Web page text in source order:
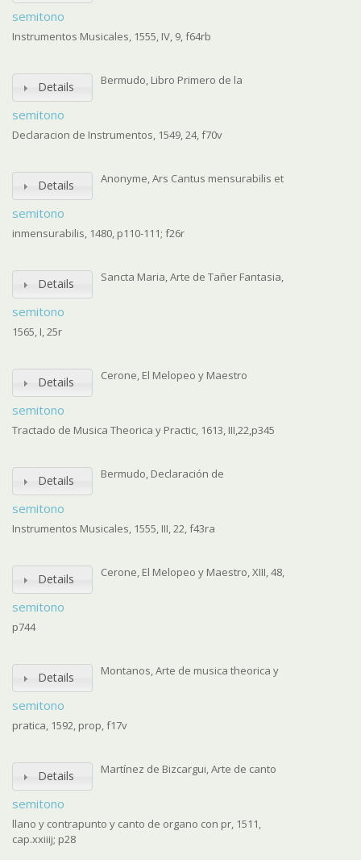
semitono
Instrumentos Musicales, 1555, IV, 9, f64rb
Details
semitono
Bermudo, Libro Primero de la
Declaracion de Instrumentos, 1549, 24, f70v
Details
semitono
Anonyme, Ars Cantus mensurabilis et
inmensurabilis, 1480, p110-111; f26r
Details
semitono
Sancta Maria, Arte de Tañer Fantasia,
1565, I, 25r
Details
semitono
Cerone, El Melopeo y Maestro
Tractado de Musica Theorica y Practic, 1613, III,22,p345
Details
semitono
Bermudo, Declaración de
Instrumentos Musicales, 1555, III, 22, f43ra
Details
semitono
Cerone, El Melopeo y Maestro, XIII, 48,
p744
Details
semitono
Montanos, Arte de musica theorica y
pratica, 1592, prop, f17v
Details
semitono
Martínez de Bizcargui, Arte de canto
llano y contrapunto y canto de organo con pr, 1511,
cap.xxiiij; p28